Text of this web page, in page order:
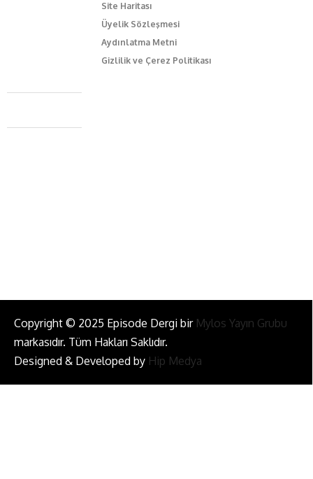
Site Haritası
Üyelik Sözleşmesi
Aydınlatma Metni
Gizlilik ve Çerez Politikası
Caferağa Mah. Dr. Şakir Paşa Sok. No3/A Kadıköy İstanbul
+90 543 345 46 00
Copyright © 2025 Episode Dergi bir Mylos Yayın Grubu
markasıdır. Tüm Hakları Saklıdır.
Designed & Developed by Hip Medya